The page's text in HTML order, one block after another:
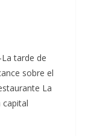
tarde de
sobre el
La
capital